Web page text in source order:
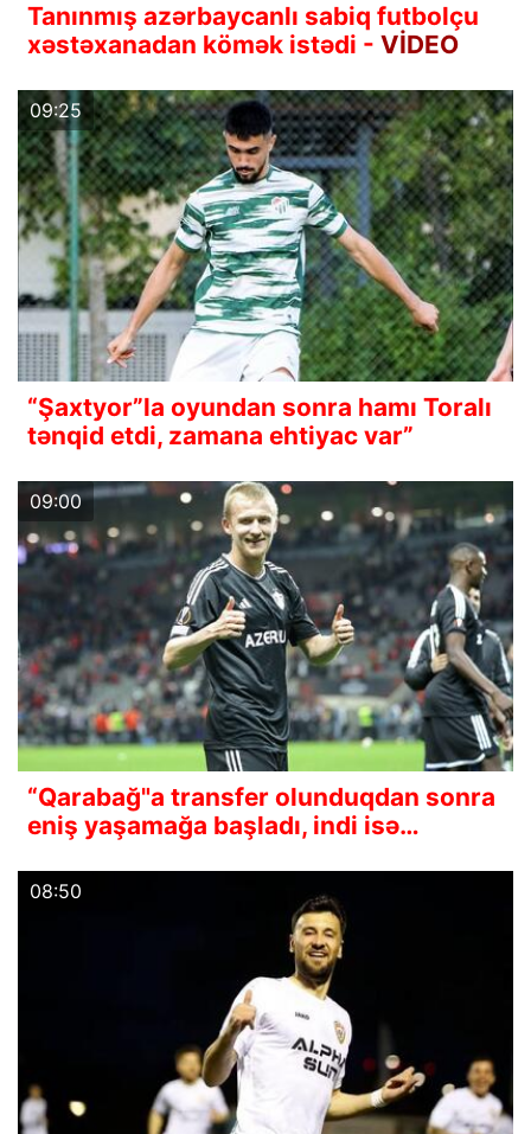
Tanınmış azərbaycanlı sabiq futbolçu
xəstəxanadan kömək istədi - VİDEO
09:25
“Şaxtyor”la oyundan sonra hamı Toralı
tənqid etdi, zamana ehtiyac var”
09:00
“Qarabağ"a transfer olunduqdan sonra
eniş yaşamağa başladı, indi isə…
08:50